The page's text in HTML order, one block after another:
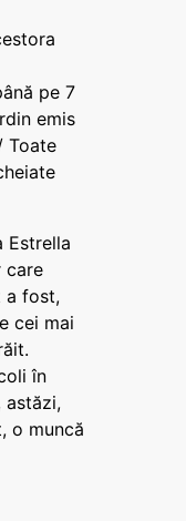
pe 7
emis
Toate
Estrella
care
a fost,
cei mai
în
astăzi,
o muncă